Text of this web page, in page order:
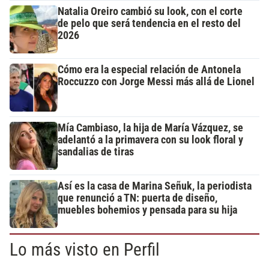
Natalia Oreiro cambió su look, con el corte
de pelo que será tendencia en el resto del
2026
Cómo era la especial relación de Antonela
Roccuzzo con Jorge Messi más allá de Lionel
Mía Cambiaso, la hija de María Vázquez, se
adelantó a la primavera con su look floral y
sandalias de tiras
Así es la casa de Marina Señuk, la periodista
que renunció a TN: puerta de diseño,
muebles bohemios y pensada para su hija
Lo más visto en Perfil